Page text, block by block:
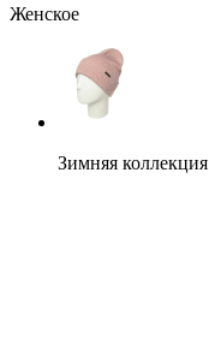
Женское
Зимняя коллекция